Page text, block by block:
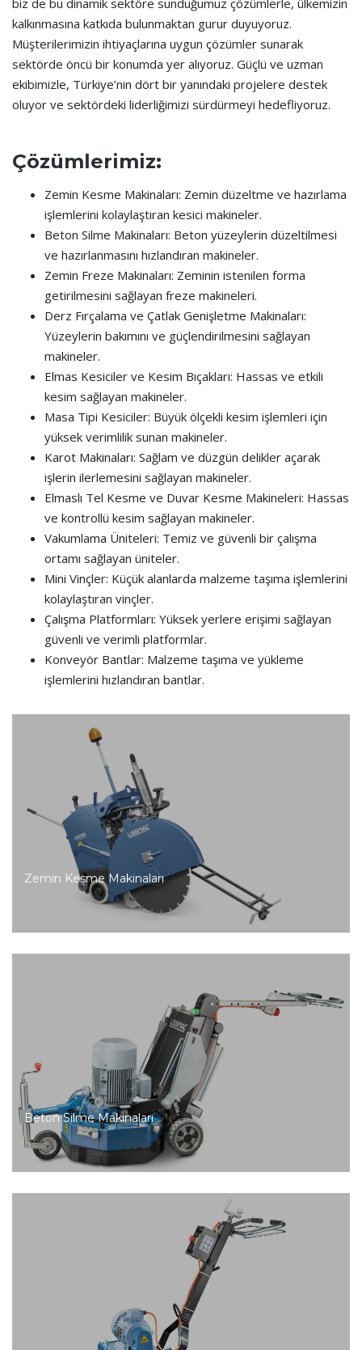
kalkınmasına katkıda bulunmaktan gurur duyuyoruz.
Müşterilerimizin ihtiyaçlarına uygun çözümler sunarak
sektörde öncü bir konumda yer alıyoruz. Güçlü ve uzman
ekibimizle, Türkiye’nin dört bir yanındaki projelere destek
oluyor ve sektördeki liderliğimizi sürdürmeyi hedefliyoruz.
Çözümlerimiz:
Zemin Kesme Makinaları: Zemin düzeltme ve hazırlama
işlemlerini kolaylaştıran kesici makineler.
Beton Silme Makinaları: Beton yüzeylerin düzeltilmesi
ve hazırlanmasını hızlandıran makineler.
Zemin Freze Makinaları: Zeminin istenilen forma
getirilmesini sağlayan freze makineleri.
Derz Fırçalama ve Çatlak Genişletme Makinaları:
Yüzeylerin bakımını ve güçlendirilmesini sağlayan
makineler.
Elmas Kesiciler ve Kesim Bıçakları: Hassas ve etkili
kesim sağlayan makineler.
Masa Tipi Kesiciler: Büyük ölçekli kesim işlemleri için
yüksek verimlilik sunan makineler.
Karot Makinaları: Sağlam ve düzgün delikler açarak
işlerin ilerlemesini sağlayan makineler.
Elmaslı Tel Kesme ve Duvar Kesme Makineleri: Hassas
ve kontrollü kesim sağlayan makineler.
Vakumlama Üniteleri: Temiz ve güvenli bir çalışma
ortamı sağlayan üniteler.
Mini Vinçler: Küçük alanlarda malzeme taşıma işlemlerini
kolaylaştıran vinçler.
Çalışma Platformları: Yüksek yerlere erişimi sağlayan
güvenli ve verimli platformlar.
Konveyör Bantlar: Malzeme taşıma ve yükleme
işlemlerini hızlandıran bantlar.
Zemin Kesme Makinaları
Beton Silme Makinaları